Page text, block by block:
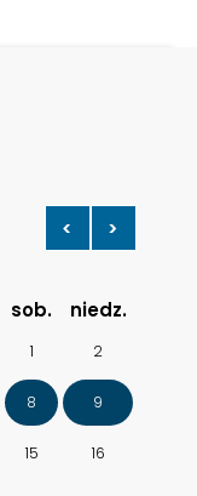
< >
sob. niedz.
1 2
8 9
15 16